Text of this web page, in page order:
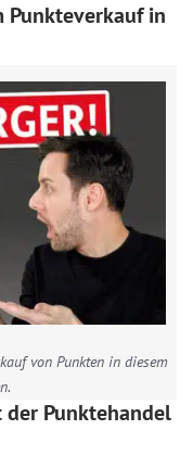
Punkteverkauf in
von Punkten in diesem
der Punktehandel